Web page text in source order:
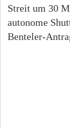
Streit um 30
autonome
Benteler-